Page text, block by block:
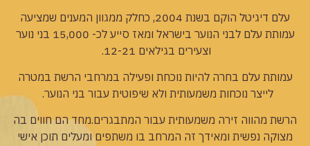
עלם דיגיטל הוקם בשנת 2004, כחלק ממגוון המענים שמציעה
עמותת עלם לבני הנוער בישראל ומאז סייע לכ- 15,000 בני נוער
וצעירים בגילאים 12-21.
עמותת עלם בחרה להיות נוכחת ופעילה במרחבי הרשת במטרה
לייצר נוכחות משמעותית ולא שיפוטית עבור בני הנוער.
הרשת מהווה זירה משמעותית עבור המתבגרים.מחד הם חווים בה
מצוקה נפשית ומאידך זה המרחב בו משתפים ומעלים תוכן אישי